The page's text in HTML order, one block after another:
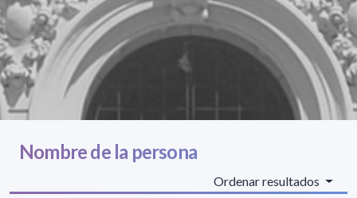
Nombre de la persona
Ordenar resultados